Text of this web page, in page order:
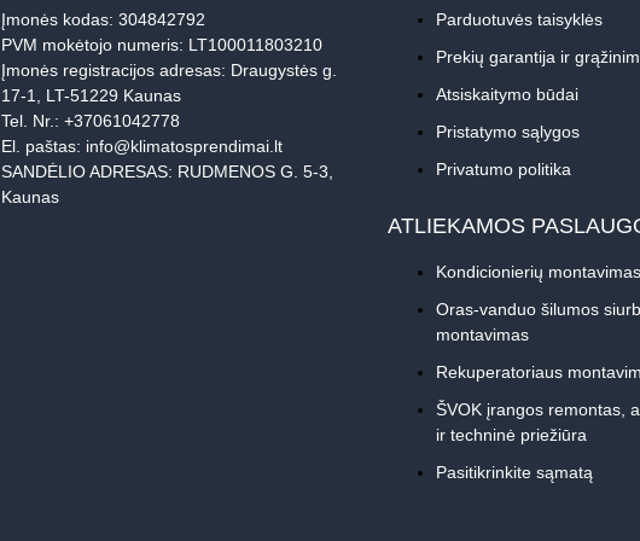
Įmonės kodas: 304842792
PVM mokėtojo numeris: LT100011803210
Įmonės registracijos adresas: Draugystės g.
17-1, LT-51229 Kaunas
Tel. Nr.: +37061042778
El. paštas: info@klimatosprendimai.lt
SANDĖLIO ADRESAS: RUDMENOS G. 5-3,
Kaunas
Parduotuvės taisyklės
Prekių garantija ir
Atsiskaitymo būdai
Pristatymo sąlygos
Privatumo politika
ATLIEKAMOS
Kondicionierių montavimas
Oras-vanduo šilumos
montavimas
Rekuperatoriaus
ŠVOK įrangos remontas,
ir techninė priežiūra
Pasitikrinkite sąmatą